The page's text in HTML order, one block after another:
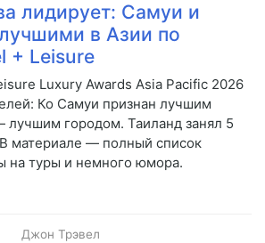
лидирует: Самуи и
в Азии по
+ Leisure
Luxury Awards Asia Pacific 2026
Ко Самуи признан лучшим
лучшим городом. Таиланд занял 5
материале — полный список
на туры и немного юмора.
Джон Трэвел